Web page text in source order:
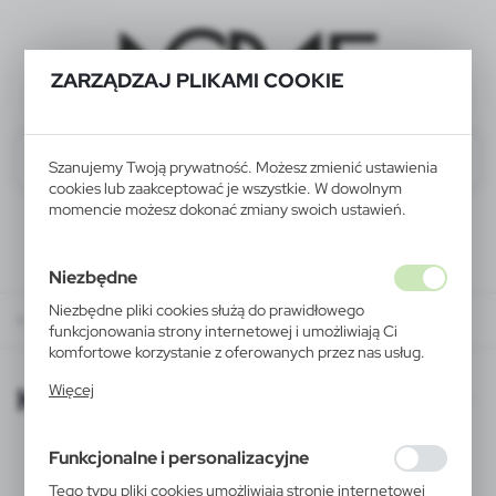
ZARZĄDZAJ PLIKAMI COOKIE
Szanujemy Twoją prywatność. Możesz zmienić ustawienia
cookies lub zaakceptować je wszystkie. W dowolnym
momencie możesz dokonać zmiany swoich ustawień.
Niezbędne
Niezbędne pliki cookies służą do prawidłowego
funkcjonowania strony internetowej i umożliwiają Ci
komfortowe korzystanie z oferowanych przez nas usług.
działania w celu m.in. dostosowania Twoich ustawień
korzystasz, może działać bez zakłóceń.
Więcej
Funkcjonalne i personalizacyjne
Tego typu pliki cookies umożliwiają stronie internetowej
KATALOGI ONLINE
KATALOGI ONLINE